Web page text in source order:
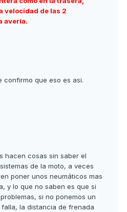
velocidad de las 2
avería.
confirmo que eso es asi.
hacen cosas sin saber el
de la moto, a veces
poner unos neumáticos mas
y lo que no saben es que si
si no ponemos un
la distancia de frenada